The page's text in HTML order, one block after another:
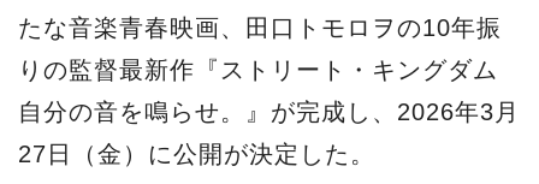
たな⾳楽⻘春映画、⽥⼝トモロヲの10年振
りの監督最新作『ストリート・キングダム
⾃分の⾳を鳴らせ。』が完成し、2026年3⽉
27⽇（⾦）に公開が決定した。